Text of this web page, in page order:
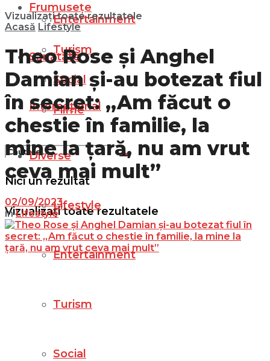
Entertainment
Turism
Social
Filme
Nici un rezultat
Vizualizați toate rezultatele
Frumusețe
Sănătate
Internațional
Diverse
Lifestyle
Entertainment
Turism
Social
Vizualizați toate rezultatele
Acasă Lifestyle
Theo Rose și Anghel
Damian și-au botezat fiul
în secret: „Am făcut o
chestie în familie, la
mine la țară, nu am vrut
ceva mai mult”
02/09/2023
in Lifestyle